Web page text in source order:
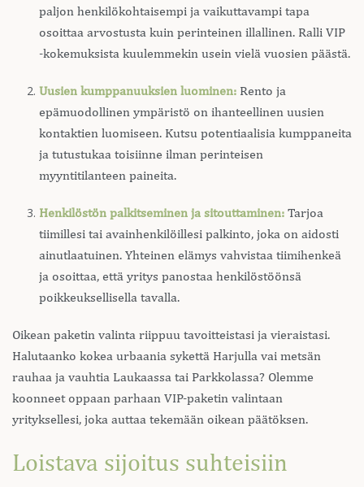
paljon henkilökohtaisempi ja vaikuttavampi tapa
osoittaa arvostusta kuin perinteinen illallinen. Ralli VIP
-kokemuksista kuulemmekin usein vielä vuosien päästä.
Uusien kumppanuuksien luominen:Rento ja
epämuodollinen ympäristö on ihanteellinen uusien
kontaktien luomiseen. Kutsu potentiaalisia kumppaneita
ja tutustukaa toisiinne ilman perinteisen
myyntitilanteen paineita.
Henkilöstön palkitseminen ja sitouttaminen:Tarjoa
tiimillesi tai avainhenkilöillesi palkinto, joka on aidosti
ainutlaatuinen. Yhteinen elämys vahvistaa tiimihenkeä
ja osoittaa, että yritys panostaa henkilöstöönsä
poikkeuksellisella tavalla.
Oikean paketin valinta riippuu tavoitteistasi ja vieraistasi.
Halutaanko kokea urbaania sykettä Harjulla vai metsän
rauhaa ja vauhtia Laukaassa tai Parkkolassa? Olemme
koonneet oppaan parhaan VIP-paketin valintaan
yrityksellesi, joka auttaa tekemään oikean päätöksen.
Loistava sijoitus suhteisiin